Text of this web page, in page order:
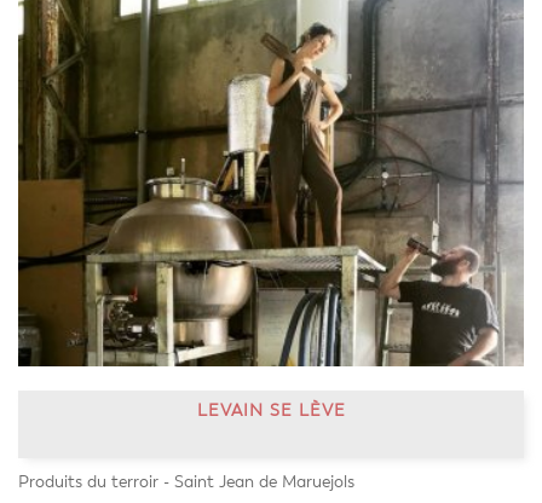
LEVAIN SE LÈVE
Produits du terroir - Saint Jean de Maruejols